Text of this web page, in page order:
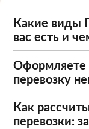
Какие виды
вас есть и
Оформляете
перевозку
Как
перевозки: